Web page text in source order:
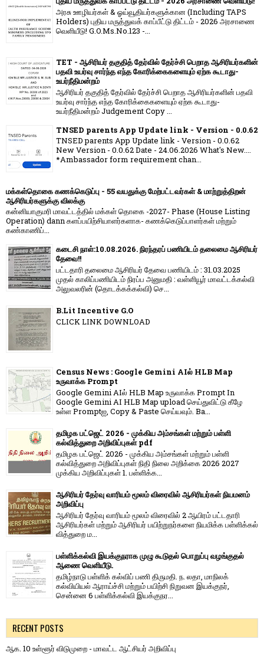
அரசு ஊழியர்கள் & ஓய்வூதியர்களுக்கான (Including TAPS
Holders) புதிய மருத்துவக் காப்பீட்டு திட்டம் - 2026 அரசாணை
வெளியீடு! G.O.Ms.No.123 -...
TET - ஆசிரியர் தகுதித் தேர்வில் தேர்ச்சி பெறாத ஆசிரியர்களின்
பதவி உயர்வு சார்ந்த எந்த கோரிக்கைகளையும் ஏற்க கூடாது-
உயர்நீதிமன்றம்
ஆசிரியர் தகுதித் தேர்வில் தேர்ச்சி பெறாத ஆசிரியர்களின் பதவி
உயர்வு சார்ந்த எந்த கோரிக்கைகளையும் ஏற்க கூடாது-
உயர்நீதிமன்றம் Judgement Copy ...
TNSED parents App Update link - Version - 0.0.62
TNSED parents App Update link - Version - 0.0.62
New Version - 0.0.62 Date - 24.06.2026 What's New....
*Ambassador form requirement chan...
மக்கள்தொகை கணக்கெடுப்பு - 55 வயதுக்கு மேற்பட்டவர்கள் & மாற்றுத்திறன்
ஆசிரியர்களுக்கு விலக்கு
கன்னியாகுமரி மாவட்டத்தில் மக்கள் தொகை -2027- Phase (House Listing
Operation) dann களப்பயிற்சியாளர்களாக- கணக்கெடுப்பாளர்கள் மற்றும்
கண்காணிப்...
கடைசி நாள்:10.08.2026. நிரந்தரப் பணியிடம் தலைமை ஆசிரியர்
தேவை!!
பட்டதாரி தலைமை ஆசிரியர் தேவை பணியிடம் : 31.03.2025
முதல் காலிப்பணியிடம் நிரப்ப அனுமதி : வள்ளியூர் மாவட்டக்கல்வி
அலுவலரின் (தொடக்கக்கல்வி) செ...
B.Lit Incentive G.O
CLICK LINK DOWNLOAD
Census News : Google Gemini AIல் HLB Map
உருவாக்க Prompt
Google Gemini AIல் HLB Map உருவாக்க Prompt In
Google Gemini AI HLB Map upload செய்துவிட்டு கீழே
உள்ள Promptஐ, Copy & Paste செய்யவும். Ba...
தமிழக பட்ஜெட் 2026 - முக்கிய அம்சங்கள் மற்றும் பள்ளி
கல்வித்துறை அறிவிப்புகள் pdf
தமிழக பட்ஜெட் 2026 - முக்கிய அம்சங்கள் மற்றும் பள்ளி
கல்வித்துறை அறிவிப்புகள் நிதி நிலை அறிக்கை 2026 2027
முக்கிய அறிவிப்புகள் 1. பள்ளிக்க...
ஆசிரியர் தேர்வு வாரியம் மூலம் விரைவில் ஆசிரியர்கள் நியமனம்
அறிவிப்பு
ஆசிரியர் தேர்வு வாரி​யம் மூலம் விரை​வில் 2 ஆயிரம் பட்​ட​தாரி
ஆசிரியர்​கள் மற்​றும் ஆசிரியர் பயிற்றுநர்​களை நியமிக்க பள்​ளிக்​கல்​
வித்​துறை ம...
பள்ளிக்கல்வி இயக்குநராக முழு கூடுதல் பொறுப்பு வழங்குதல்
ஆணை வெளியீடு.
தமிழ்நாடு பள்ளிக் கல்விப் பணி திருமதி. ந. லதா, மாநிலக்
கல்வியியல் ஆராய்ச்சி மற்றும் பயிற்சி நிறுவன இயக்குநர்,
சென்னை 6 பள்ளிக்கல்வி இயக்குநர...
RECENT POSTS
ஆக. 10 உள்ளூர் விடுமுறை - மாவட்ட ஆட்சியர் அறிவிப்பு